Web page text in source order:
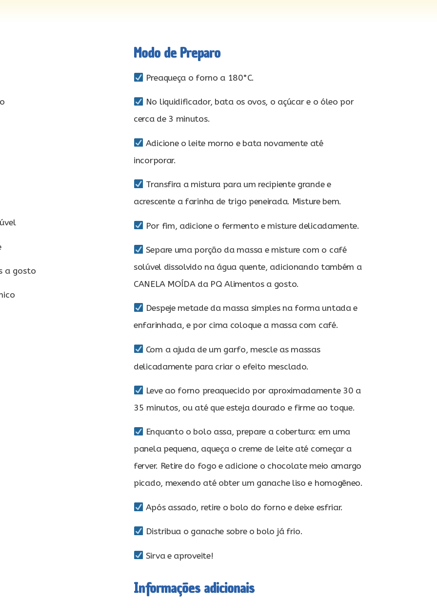
a gosto
Modo de Preparo
Preaqueça o forno a 180°C.
No liquidificador, bata os ovos, o açúcar e o óleo por
cerca de 3 minutos.
Adicione o leite morno e bata novamente até
incorporar.
Transfira a mistura para um recipiente grande e
acrescente a farinha de trigo peneirada. Misture bem.
Por fim, adicione o fermento e misture delicadamente.
Separe uma porção da massa e misture com o café
solúvel dissolvido na água quente, adicionando também a
CANELA MOÍDA da PQ Alimentos a gosto.
Despeje metade da massa simples na forma untada e
enfarinhada, e por cima coloque a massa com café.
Com a ajuda de um garfo, mescle as massas
delicadamente para criar o efeito mesclado.
Leve ao forno preaquecido por aproximadamente 30 a
35 minutos, ou até que esteja dourado e firme ao toque.
Enquanto o bolo assa, prepare a cobertura: em uma
panela pequena, aqueça o creme de leite até começar a
ferver. Retire do fogo e adicione o chocolate meio amargo
picado, mexendo até obter um ganache liso e homogêneo.
Após assado, retire o bolo do forno e deixe esfriar.
Distribua o ganache sobre o bolo já frio.
Sirva e aproveite!
Informações adicionais